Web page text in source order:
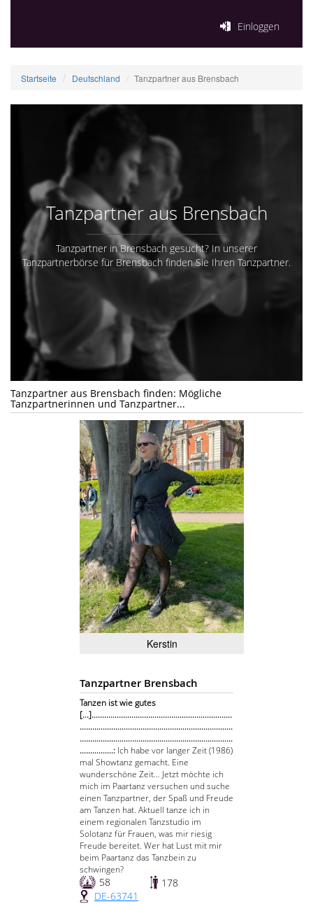
Einloggen
Startseite Deutschland Tanzpartner aus Brensbach
Tanzpartner aus Brensbach
Tanzpartner in Brensbach gesucht? In unserer
Tanzpartnerbörse für Brensbach finden Sie Ihren Tanzpartner.
Tanzpartner aus Brensbach finden: Mögliche
Tanzpartnerinnen und Tanzpartner...
Kerstin
Tanzpartner Brensbach
Tanzen ist wie gutes
[...]...................................................................
.........................................................................
.........................................................................
................: Ich habe vor langer Zeit (1986)
mal Showtanz gemacht. Eine
wunderschöne Zeit… Jetzt möchte ich
mich im Paartanz versuchen und suche
einen Tanzpartner, der Spaß und Freude
am Tanzen hat. Aktuell tanze ich in
einem regionalen Tanzstudio im
Solotanz für Frauen, was mir riesig
Freude bereitet. Wer hat Lust mit mir
beim Paartanz das Tanzbein zu
schwingen?
58
178
DE-63741